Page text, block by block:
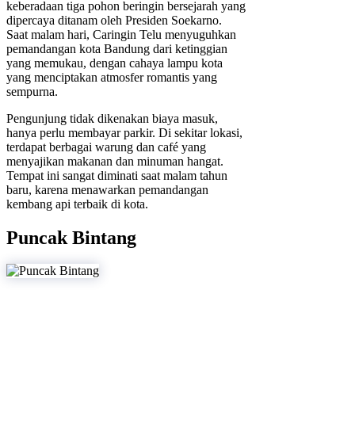
keberadaan tiga pohon beringin bersejarah yang
dipercaya ditanam oleh Presiden Soekarno.
Saat malam hari, Caringin Telu menyuguhkan
pemandangan kota Bandung dari ketinggian
yang memukau, dengan cahaya lampu kota
yang menciptakan atmosfer romantis yang
sempurna.
Pengunjung tidak dikenakan biaya masuk,
hanya perlu membayar parkir. Di sekitar lokasi,
terdapat berbagai warung dan café yang
menyajikan makanan dan minuman hangat.
Tempat ini sangat diminati saat malam tahun
baru, karena menawarkan pemandangan
kembang api terbaik di kota.
Puncak Bintang